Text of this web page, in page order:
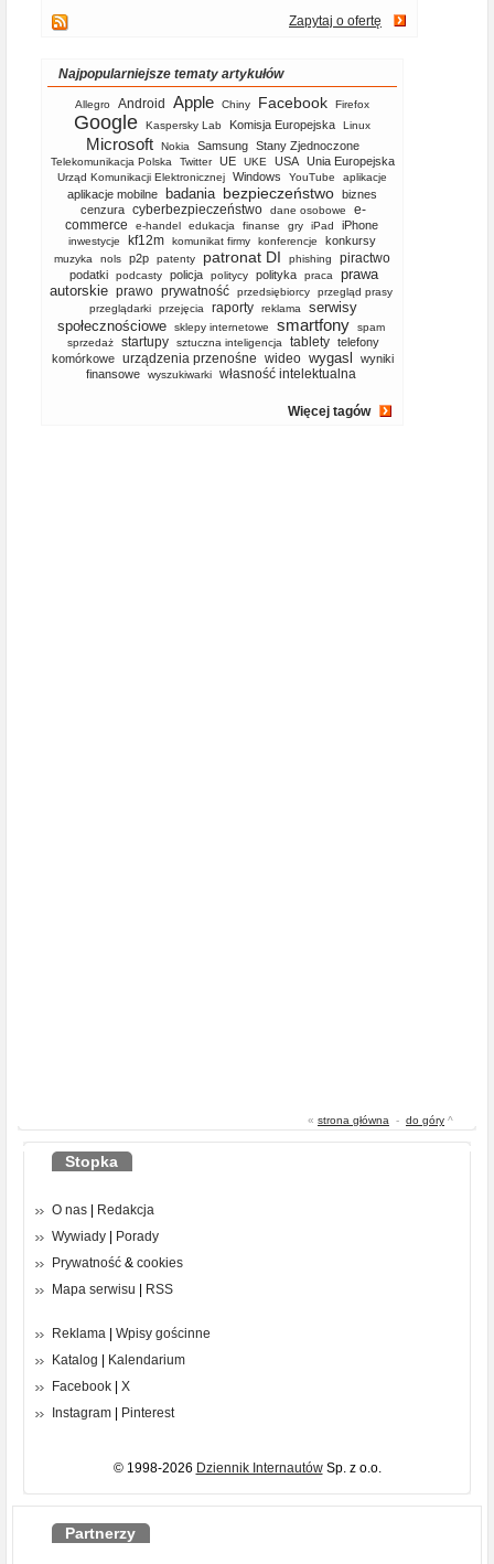
Zapytaj o ofertę
Najpopularniejsze tematy artykułów
Allegro Android Apple Chiny Facebook Firefox
Google Kaspersky Lab Komisja Europejska Linux
Microsoft Nokia Samsung Stany Zjednoczone
Telekomunikacja Polska Twitter UE UKE USA Unia Europejska
Urząd Komunikacji Elektronicznej Windows YouTube aplikacje
aplikacje mobilne badania bezpieczeństwo biznes
cenzura cyberbezpieczeństwo dane osobowe
e-
commerce
e-handel edukacja finanse gry iPad iPhone
inwestycje kf12m komunikat firmy konferencje konkursy
muzyka nols p2p patenty patronat DI phishing piractwo
podatki podcasty policja politycy polityka praca
prawa
autorskie prawo prywatność przedsiębiorcy
przegląd prasy
przeglądarki
przejęcia raporty reklama
serwisy
społecznościowe
sklepy internetowe smartfony
spam
sprzedaż
startupy sztuczna inteligencja tablety telefony
komórkowe
urządzenia przenośne wideo wygasl
wyniki
finansowe
wyszukiwarki własność intelektualna
Więcej tagów
« strona główna - do góry ^
Stopka
O nas | Redakcja
Wywiady | Porady
Prywatność & cookies
Mapa serwisu | RSS
Reklama | Wpisy gościnne
Katalog | Kalendarium
Facebook | X
Instagram | Pinterest
© 1998-2026 Dziennik InternautówSp. z o.o.
Partnerzy